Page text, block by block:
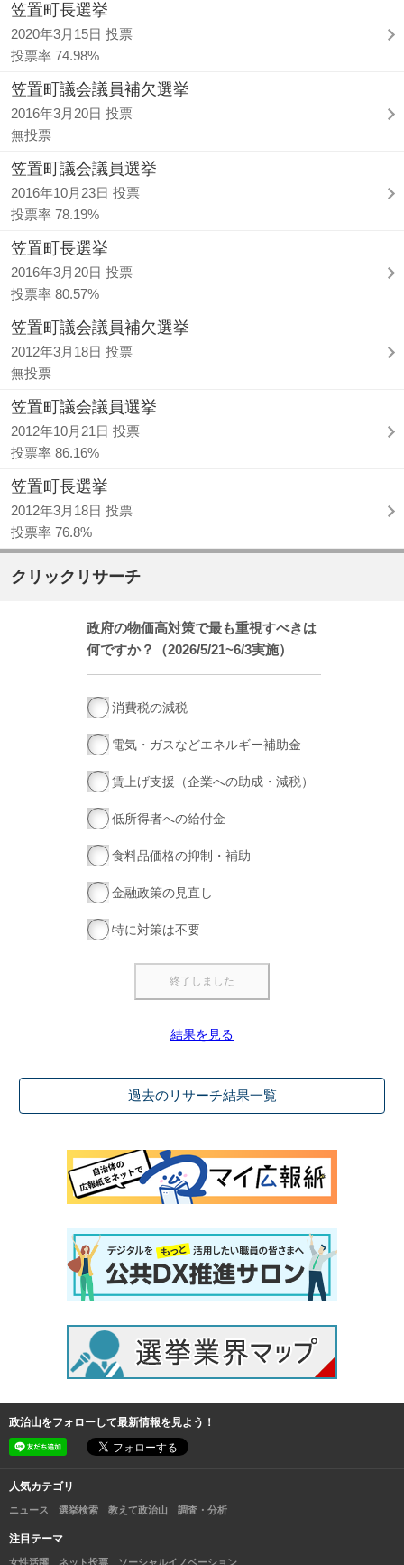
笠置町長選挙
2020年3月15日 投票
投票率 74.98%
笠置町議会議員補欠選挙
2016年3月20日 投票
無投票
笠置町議会議員選挙
2016年10月23日 投票
投票率 78.19%
笠置町長選挙
2016年3月20日 投票
投票率 80.57%
笠置町議会議員補欠選挙
2012年3月18日 投票
無投票
笠置町議会議員選挙
2012年10月21日 投票
投票率 86.16%
笠置町長選挙
2012年3月18日 投票
投票率 76.8%
クリックリサーチ
政府の物価高対策で最も重視すべきは
何ですか？（2026/5/21~6/3実施）
消費税の減税
電気・ガスなどエネルギー補助金
賃上げ支援（企業への助成・減税）
低所得者への給付金
食料品価格の抑制・補助
金融政策の見直し
特に対策は不要
結果を見る
過去のリサーチ結果一覧
政治山をフォローして最新情報を見よう！
人気カテゴリ
ニュース 選挙検索 教えて政治山 調査・分析
注目テーマ
女性活躍 ネット投票 ソーシャルイノベーション